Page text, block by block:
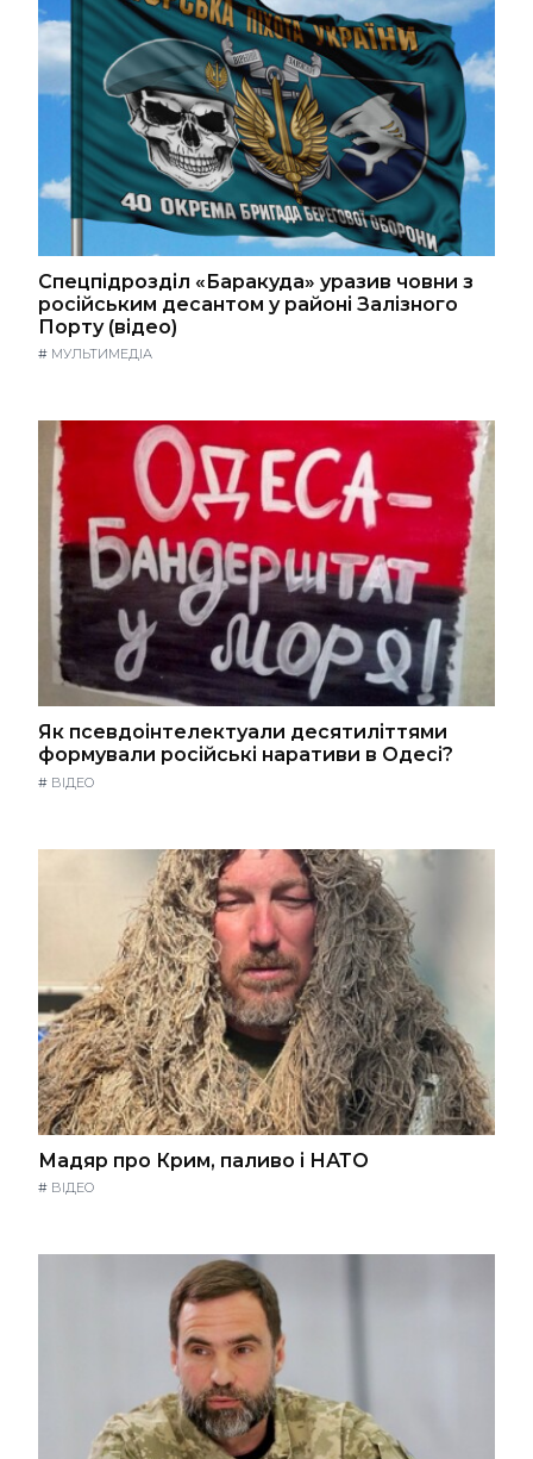
Спецпідрозділ «Баракуда» уразив човни з
російським десантом у районі Залізного
Порту (відео)
# МУЛЬТИМЕДІА
Як псевдоінтелектуали десятиліттями
формували російські наративи в Одесі?
# ВІДЕО
Мадяр про Крим, паливо і НАТО
# ВІДЕО